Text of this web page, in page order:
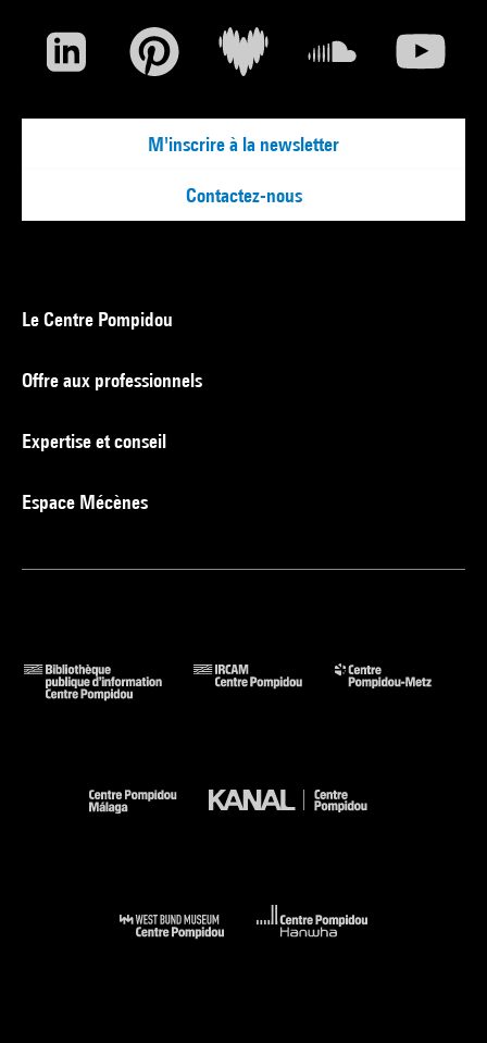
M'inscrire à la newsletter
Contactez-nous
Le Centre Pompidou
Offre aux professionnels
Expertise et conseil
Espace Mécènes